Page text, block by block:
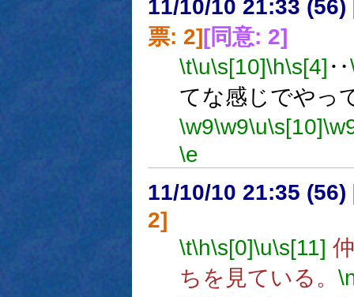
11/10/10 21:33 (56)
票: 2] [同意: 2]
\t\u\s[10]\h\s[4] ‥
てな感じでやっ
\w9\w9\u\s[10]
\e
11/10/10 21:35 (56)
2]
\t\h\s[0]\u\s[11]
ちを見ている。